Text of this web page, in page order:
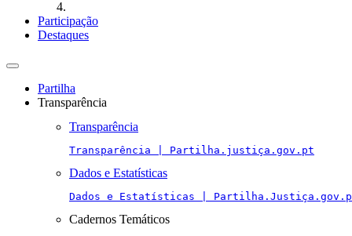
Participação
Destaques
Toggle
navigationPartilha
Transparência
Transparência
Transparência | Partilha.justiça.gov.pt
Dados e Estatísticas
Dados e Estatísticas |
Cadernos Temáticos